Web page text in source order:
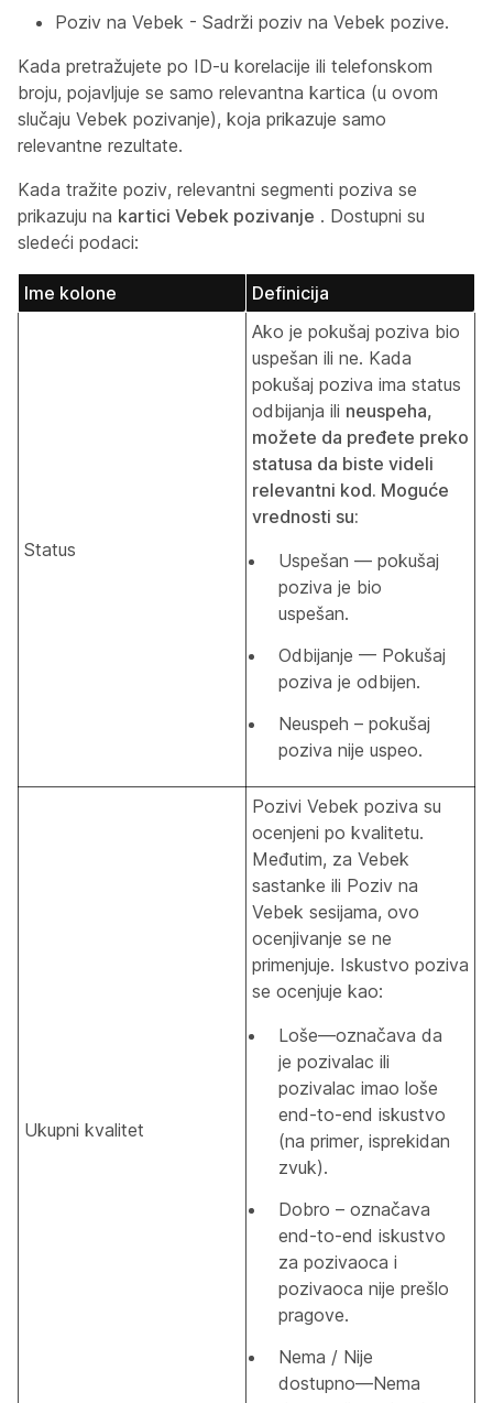
Poziv na Vebek - Sadrži poziv na Vebek pozive.
Kada pretražujete po ID-u korelacije ili telefonskom
broju, pojavljuje se samo relevantna kartica (u ovom
slučaju Vebek pozivanje), koja prikazuje samo
relevantne rezultate.
Kada tražite poziv, relevantni segmenti poziva se
prikazuju na kartici Vebek pozivanje . Dostupni su
sledeći podaci:
Ime kolone Definicija
Status
Ako je pokušaj poziva bio
uspešan ili ne. Kada
pokušaj poziva ima status
odbijanja ili neuspeha,
možete da pređete preko
statusa da biste videli
relevantni kod. Moguće
vrednosti su:
Uspešan — pokušaj
poziva je bio
uspešan.
Odbijanje — Pokušaj
poziva je odbijen.
Neuspeh – pokušaj
poziva nije uspeo.
Ukupni kvalitet
Pozivi Vebek poziva su
ocenjeni po kvalitetu.
Međutim, za Vebek
sastanke ili Poziv na
Vebek sesijama, ovo
ocenjivanje se ne
primenjuje. Iskustvo poziva
se ocenjuje kao:
Loše—označava da
je pozivalac ili
pozivalac imao loše
end-to-end iskustvo
(na primer, isprekidan
zvuk).
Dobro – označava
end-to-end iskustvo
za pozivaoca i
pozivaoca nije prešlo
pragove.
Nema / Nije
dostupno—Nema